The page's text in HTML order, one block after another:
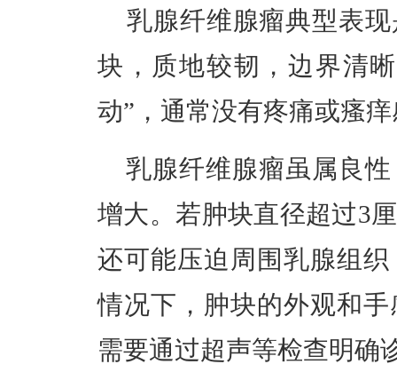
乳腺纤维腺瘤典型表
块，质地较韧，边界清
动”，通常没有疼痛或瘙
乳腺纤维腺瘤虽属良
增大。若肿块直径超过3
还可能压迫周围乳腺组
情况下，肿块的外观和
需要通过超声等检查明确